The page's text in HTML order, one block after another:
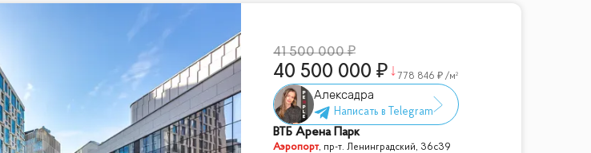
41 500 000
40 500 000 778 846 /м²
Алексадра
ВТБ Арена Парк
Аэропорт, пр-т. Ленинградский, 36с39